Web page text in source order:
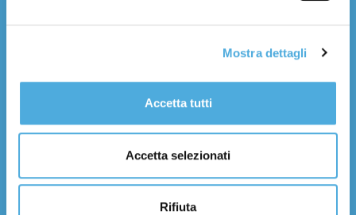
Mostra dettagli
Accetta tutti
Accetta selezionati
Rifiuta
Lavora con noi
Trasporto nazionale
Trasporto internazionale
Tempi di consegna